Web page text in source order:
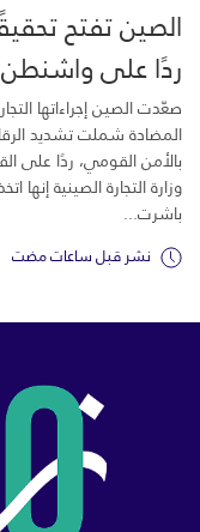
الصين تفتح
ردًا على واشنطن
صعّدت الصين إجراءاتها
المضادة شملت تشديد
بالأمن القومي، ردًا على
وزارة التجارة الصينية
باشرت...
نشر قبل ساعات مضت